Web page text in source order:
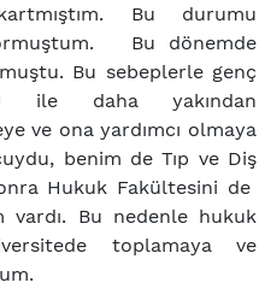
Bu durumu
Bu dönemde
Bu sebeplerle genç
ile daha yakından
ve ona yardımcı olmaya
benim de Tıp ve Diş
Hukuk Fakültesini de
Bu nedenle hukuk
toplamaya ve